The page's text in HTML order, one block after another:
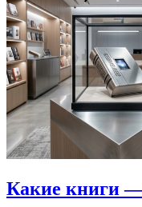
Какие книги —